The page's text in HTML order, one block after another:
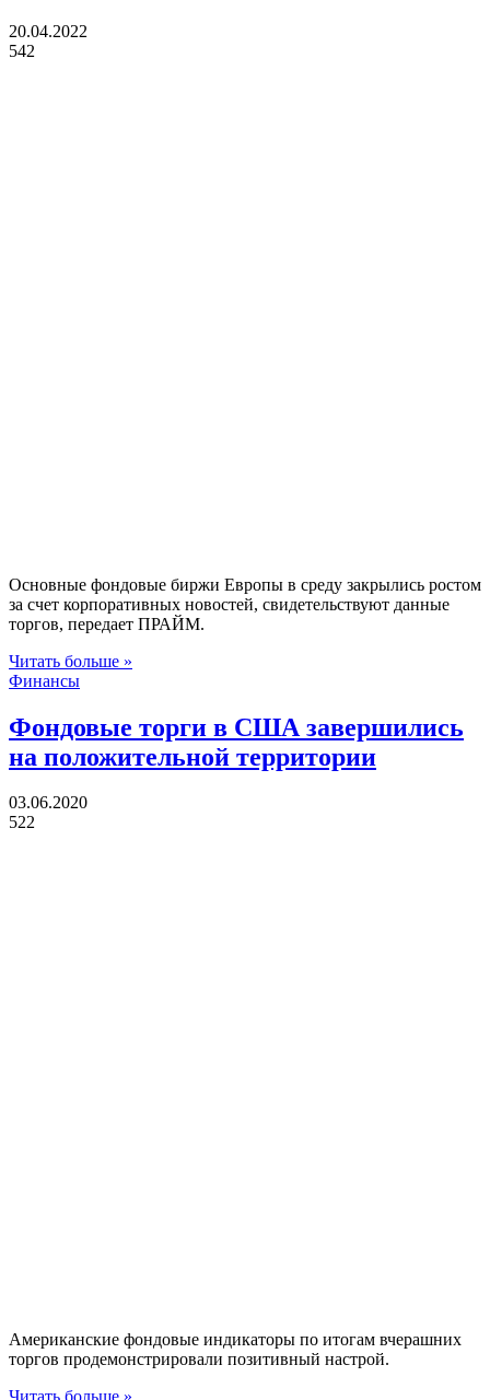
20.04.2022
542
Основные фондовые биржи Европы в среду закрылись ростом
за счет корпоративных новостей, свидетельствуют данные
торгов, передает ПРАЙМ.
Читать больше »
Финансы
Фондовые торги в США завершились
на положительной территории
03.06.2020
522
Американские фондовые индикаторы по итогам вчерашних
торгов продемонстрировали позитивный настрой.